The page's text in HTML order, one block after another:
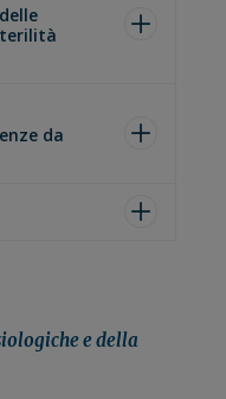
da
e della